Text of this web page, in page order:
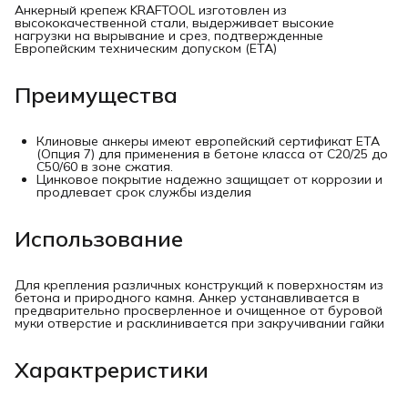
Анкерный крепеж KRAFTOOL изготовлен из
высококачественной стали, выдерживает высокие
нагрузки на вырывание и срез, подтвержденные
Европейским техническим допуском (ETA)
Преимущества
Клиновые анкеры имеют европейский сертификат ЕТА
(Опция 7) для применения в бетоне класса от С20/25 до
С50/60 в зоне сжатия.
Цинковое покрытие надежно защищает от коррозии и
продлевает срок службы изделия
Использование
Для крепления различных конструкций к поверхностям из
бетона и природного камня. Анкер устанавливается в
предварительно просверленное и очищенное от буровой
муки отверстие и расклинивается при закручивании гайки
Характреристики